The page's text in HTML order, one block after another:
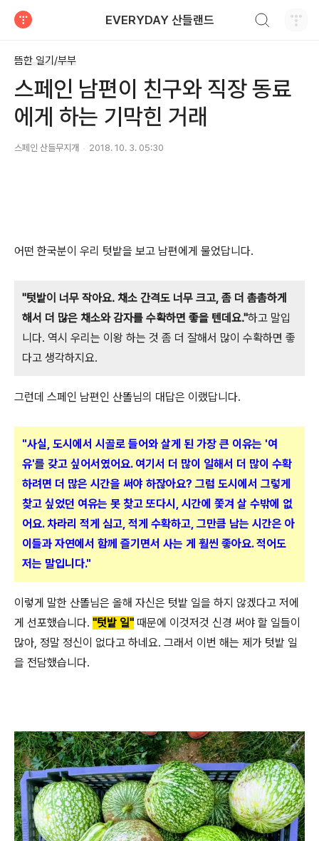
EVERYDAY 산들랜드
뜸한 일기/부부
스페인 남편이 친구와 직장 동료
에게 하는 기막힌 거래
스페인 산들무지개 2018. 10. 3. 05:30
어떤 한국분이 우리 텃밭을 보고 남편에게 물었답니다.
"텃밭이 너무 작아요. 채소 간격도 너무 크고, 좀 더 촘촘하게
해서 더 많은 채소와 감자를 수확하면 좋을 텐데요."하고 말입
니다. 역시 우리는 이왕 하는 것 좀 더 잘해서 많이 수확하면 좋
다고 생각하지요.
그런데 스페인 남편인 산똘님의 대답은 이랬답니다.
"사실, 도시에서 시골로 들어와 살게 된 가장 큰 이유는 '여
유'를 갖고 싶어서였어요. 여기서 더 많이 일해서 더 많이 수확
하려면 더 많은 시간을 써야 하잖아요? 그럼 도시에서 그렇게
찾고 싶었던 여유는 못 찾고 또다시, 시간에 쫓겨 살 수밖에 없
어요. 차라리 적게 심고, 적게 수확하고, 그만큼 남는 시간은 아
이들과 자연에서 함께 즐기면서 사는 게 훨씬 좋아요. 적어도
저는 말입니다."
이렇게 말한 산똘님은 올해 자신은 텃밭 일을 하지 않겠다고 저에
게 선포했습니다. "텃밭 일" 때문에 이것저것 신경 써야 할 일들이
많아, 정말 정신이 없다고 하네요. 그래서 이번 해는 제가 텃밭 일
을 전담했습니다.